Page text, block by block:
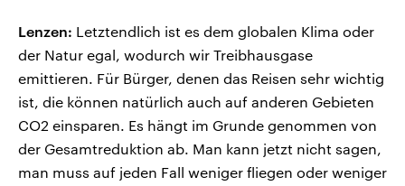
Lenzen: Letztendlich ist es dem globalen Klima oder
der Natur egal, wodurch wir Treibhausgase
emittieren. Für Bürger, denen das Reisen sehr wichtig
ist, die können natürlich auch auf anderen Gebieten
CO2 einsparen. Es hängt im Grunde genommen von
der Gesamtreduktion ab. Man kann jetzt nicht sagen,
man muss auf jeden Fall weniger fliegen oder weniger